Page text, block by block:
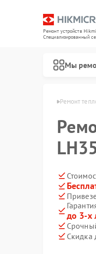
Ремонт устройств
Специализированный
Мы
Ремонт
до 3-х
Скидка